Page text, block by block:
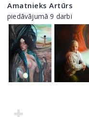
Amatnieks Artūrs
piedāvājumā 9 darbi